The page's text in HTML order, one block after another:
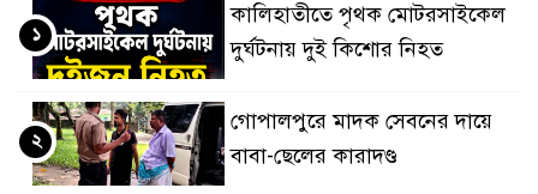
কালিহাতীতে পৃথক মোটরসাইকেল
দুর্ঘটনায় দুই কিশোর নিহত
১
গোপালপুরে মাদক সেবনের দায়ে
বাবা-ছেলের কারাদণ্ড
২